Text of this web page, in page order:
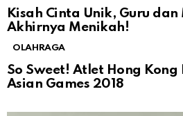
Kisah Cinta Unik, Guru
Akhirnya Menikah!
OLAHRAGA
So Sweet! Atlet Hong
Asian Games 2018